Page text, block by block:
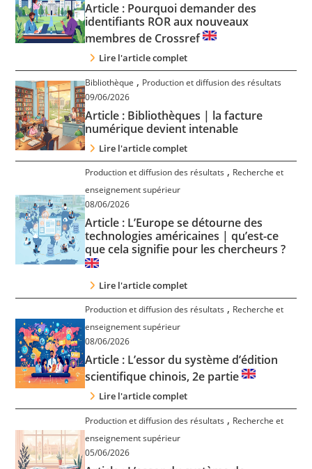
Article : Pourquoi demander des
identifiants ROR aux nouveaux
membres de Crossref
Lire l'article complet
Bibliothèque , Production et diffusion des résultats
09/06/2026
Article : Bibliothèques | la facture
numérique devient intenable
Lire l'article complet
Production et diffusion des résultats , Recherche et
enseignement supérieur
08/06/2026
Article : L’Europe se détourne des
technologies américaines | qu’est-ce
que cela signifie pour les chercheurs ?
Lire l'article complet
Production et diffusion des résultats , Recherche et
enseignement supérieur
08/06/2026
Article : L’essor du système d’édition
scientifique chinois, 2e partie
Lire l'article complet
Production et diffusion des résultats , Recherche et
enseignement supérieur
05/06/2026